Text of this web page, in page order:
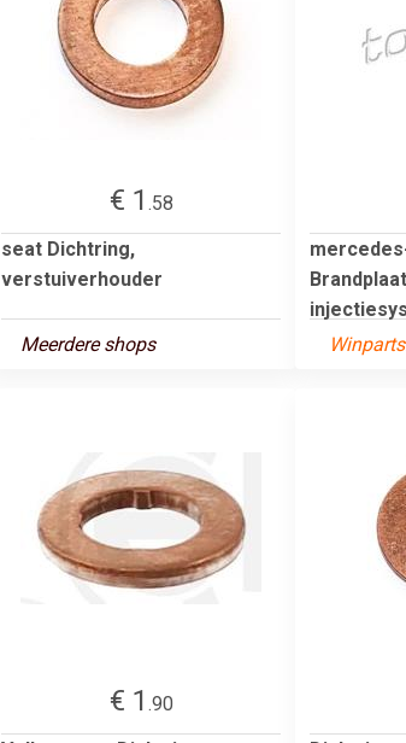
€ 1 .58
seat Dichtring,
verstuiverhouder
Meerdere shops
€ 1 .90